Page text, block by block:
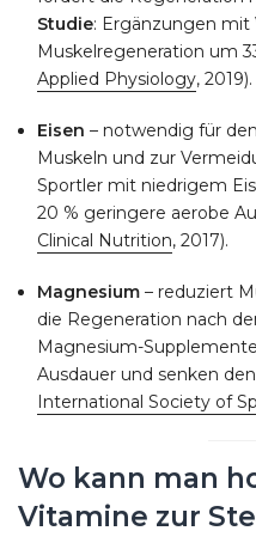
Studie: Ergänzungen mit
Muskelregeneration um
Applied Physiology, 2019).
Eisen – notwendig für
Muskeln und zur
Sportler mit niedrigem
20 % geringere aerobe
Clinical Nutrition, 2017).
Magnesium – reduziert
die Regeneration nach
Magnesium-
Ausdauer und senken
International Society of
Wo kann man
Vitamine zur